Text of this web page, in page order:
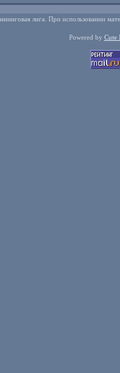
лига. При использовании
Powered by Cute